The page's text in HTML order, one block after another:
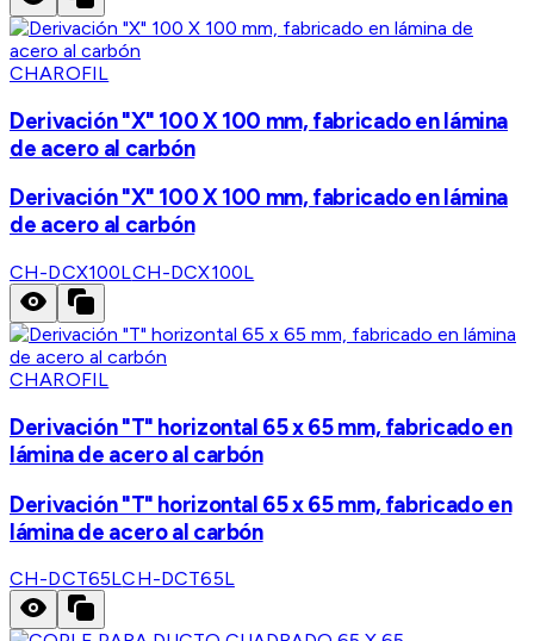
CHAROFIL
Derivación "X" 100 X 100 mm, fabricado en lámina
de acero al carbón
Derivación "X" 100 X 100 mm, fabricado en lámina
de acero al carbón
CH-DCX100LCH-DCX100L
CHAROFIL
Derivación "T" horizontal 65 x 65 mm, fabricado en
lámina de acero al carbón
Derivación "T" horizontal 65 x 65 mm, fabricado en
lámina de acero al carbón
CH-DCT65LCH-DCT65L